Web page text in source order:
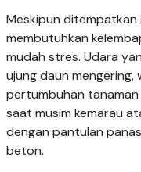
Meskipun
membutuhkan
mudah stres. Udara
ujung daun mengering,
pertumbuhan tanaman
saat musim kemarau
dengan pantulan
beton.